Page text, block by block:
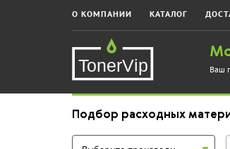
О КОМПАНИИ КАТАЛОГ
Ваш
Подбор расходных